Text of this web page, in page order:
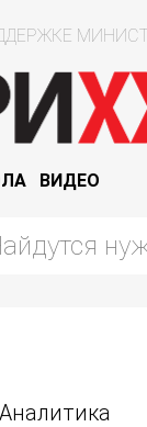
ВИДЕО
Аналитика